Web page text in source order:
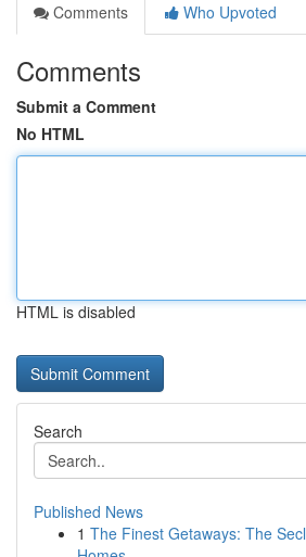
Comments
Who Upvoted
Comments
Submit a Comment
No HTML
HTML is disabled
Search
Published News
1 The Finest Getaways: The